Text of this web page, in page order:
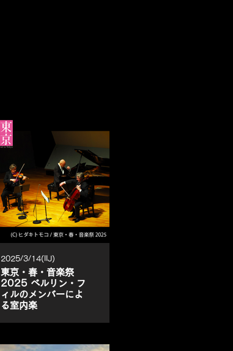
2025/3/14(IIJ)
東京・春・音楽祭
2025 ベルリン・フ
ィルのメンバーによ
る室内楽